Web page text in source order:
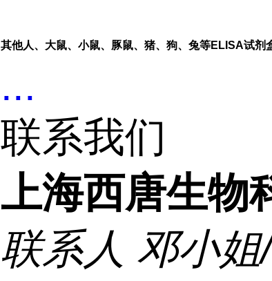
其他人、大鼠、小鼠、豚鼠、猪、狗、兔等ELISA试剂
...
联系我们
上海西唐生物
联系人 邓小